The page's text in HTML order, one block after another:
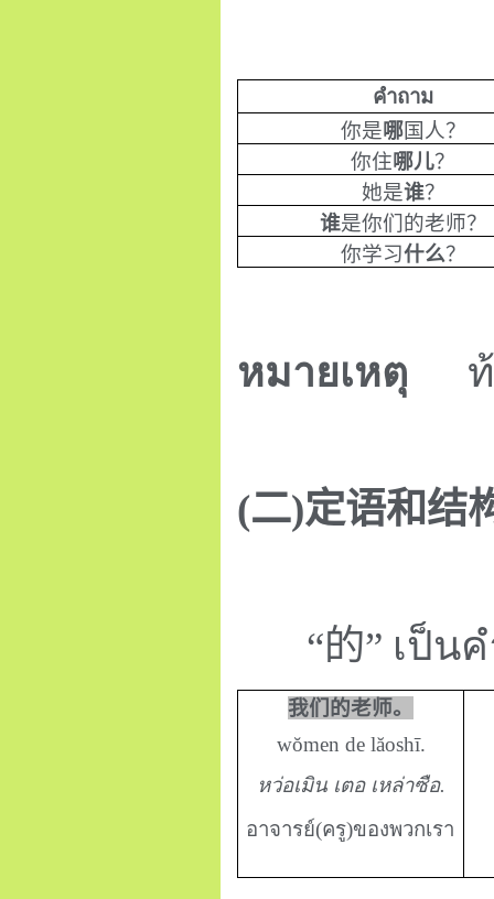
คำถาม
你是哪国人？
你住哪儿？
她是谁？
谁是你们的老师？
你学习什么？
หมายเหตุ ท้
(二)定语和结
“的” เป็น
我们的老师。
wŏmen de lăoshī.
หว่อเมิน เตอ เหล่าซือ.
อาจารย์(ครู)ของพวกเรา